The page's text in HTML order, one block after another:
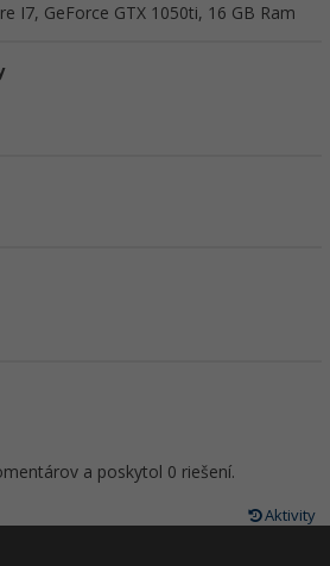
I7, GeForce GTX 1050ti, 16 GB Ram
a poskytol 0 riešení.
Aktivity